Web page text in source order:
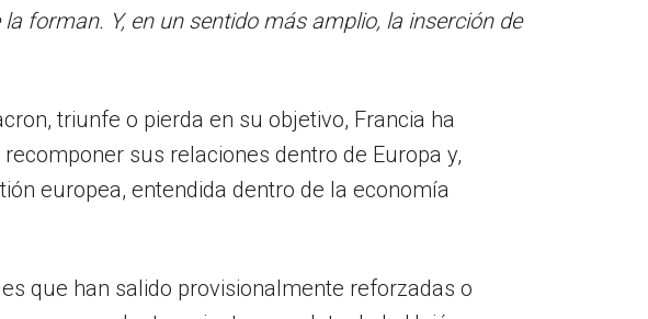
forman. Y, en un sentido más amplio, la inserción de
triunfe o pierda en su objetivo, Francia ha
sus relaciones dentro de Europa y,
europea, entendida dentro de la economía
que han salido provisionalmente reforzadas o